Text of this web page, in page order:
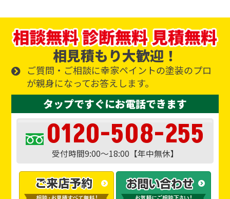
相見積もり大歓迎！
ご質問・ご相談に幸家ペイントの塗装のプロ
が親身になってお答えします。
タップですぐにお電話できます
0120-508-255
受付時間9:00～18:00【年中無休】